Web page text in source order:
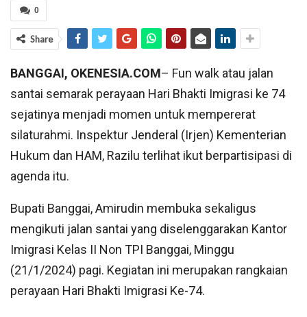
0
Share
BANGGAI, OKENESIA.COM– Fun walk atau jalan
santai semarak perayaan Hari Bhakti Imigrasi ke 74
sejatinya menjadi momen untuk mempererat
silaturahmi. Inspektur Jenderal (Irjen) Kementerian
Hukum dan HAM, Razilu terlihat ikut berpartisipasi di
agenda itu.
Bupati Banggai, Amirudin membuka sekaligus
mengikuti jalan santai yang diselenggarakan Kantor
Imigrasi Kelas II Non TPI Banggai, Minggu
(21/1/2024) pagi. Kegiatan ini merupakan rangkaian
perayaan Hari Bhakti Imigrasi Ke-74.